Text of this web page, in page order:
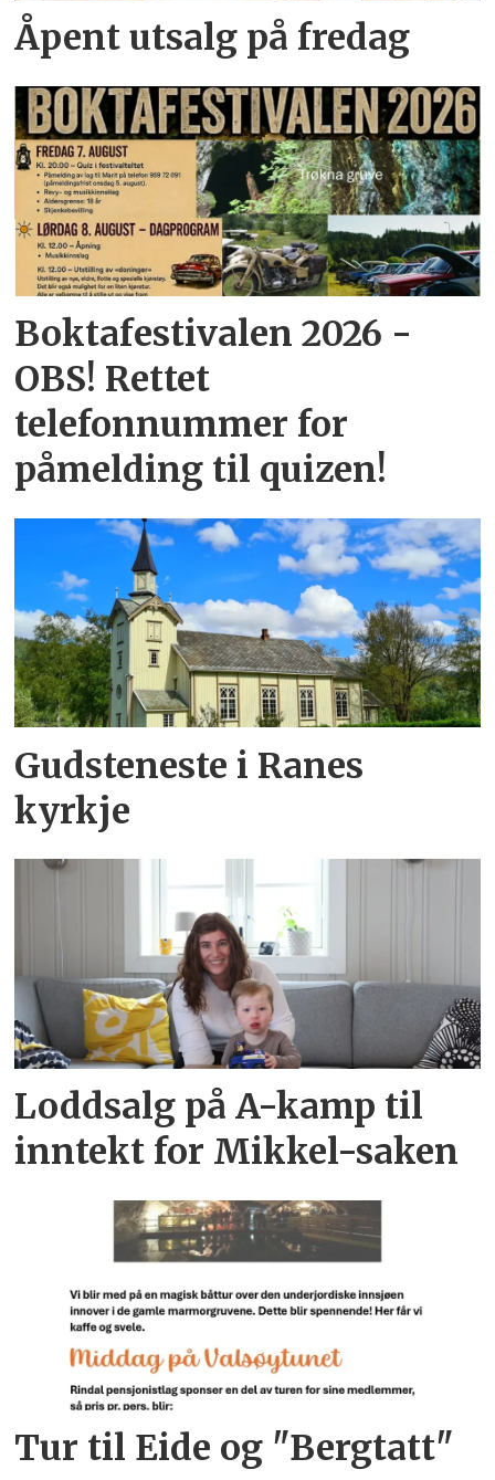
Åpent utsalg på fredag
Boktafestivalen 2026 -
OBS! Rettet
telefonnummer for
påmelding til quizen!
Gudsteneste i Ranes
kyrkje
Loddsalg på A-kamp til
inntekt for Mikkel-saken
Tur til Eide og "Bergtatt"